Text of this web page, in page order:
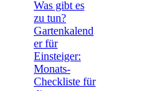
Was gibt es
zu tun?
Gartenkalend
er für
Einsteiger:
Monats-
Checkliste für